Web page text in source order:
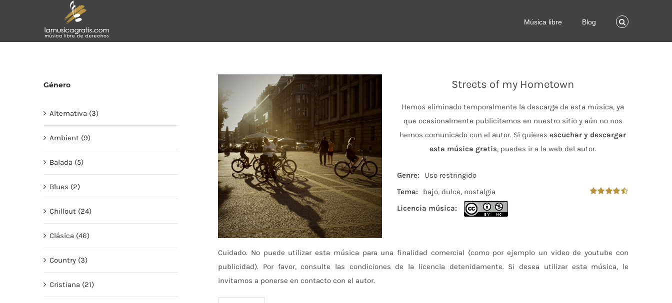
Música libre Blog
Streets of my Hometown
Hemos eliminado temporalmente la descarga de esta música, ya
que ocasionalmente publicitamos en nuestro sitio y aún no nos
hemos comunicado con el autor. Si quieresescuchar y descargar
esta música gratis, puedes ir a la web del autor.
Genre:
Uso restringido
Tema:
bajo, dulce, nostalgia
Licencia música:
Cuidado. No puede utilizar esta música para una finalidad comercial (como por ejemplo un video de youtube con
publicidad). Por favor, consulte las condiciones de la licencia detenidamente. Si desea utilizar esta música, le
invitamos a ponerse en contacto con el autor.
Género
Alternativa (3)
Ambient (9)
Balada (5)
Blues (2)
Chillout (24)
Clásica (46)
Country (3)
Cristiana (21)